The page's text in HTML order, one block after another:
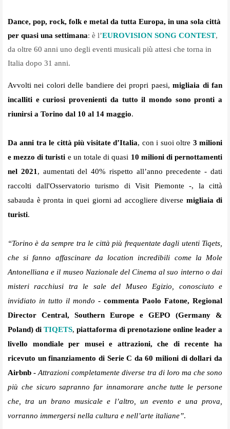
Dance, pop, rock, folk e metal da tutta Europa, in una sola città
per quasi una settimana: è l’EUROVISION SONG CONTEST,
da oltre 60 anni uno degli eventi musicali più attesi che torna in
Italia dopo 31 anni.
Avvolti nei colori delle bandiere dei propri paesi,migliaia di fan
incalliti e curiosi provenienti da tutto il mondo sono pronti a
riunirsi a Torino dal 10 al 14 maggio.
Da anni tra le città più visitate d’Italia, con i suoi oltre 3 milioni
e mezzo di turisti e un totale di quasi 10 milioni di pernottamenti
nel 2021, aumentati del 40% rispetto all’anno precedente - dati
raccolti dall'Osservatorio turismo di Visit Piemonte -, la città
sabauda è pronta in quei giorni ad accogliere diverse migliaia di
turisti.
“Torino è da sempre tra le città più frequentate dagli utenti Tiqets,
che si fanno affascinare da location incredibili come la Mole
Antonelliana e il museo Nazionale del Cinema al suo interno o dai
misteri racchiusi tra le sale del Museo Egizio, conosciuto e
invidiato in tutto il mondo - commenta Paolo Fatone, Regional
Director Central, Southern Europe e GEPO (Germany &
Poland) di TIQETS, piattaforma di prenotazione online leader a
livello mondiale per musei e attrazioni, che di recente ha
ricevuto un finanziamento di Serie C da 60 milioni di dollari da
Airbnb -Attrazioni completamente diverse tra di loro ma che sono
più che sicuro sapranno far innamorare anche tutte le persone
che, tra un brano musicale e l’altro, un evento e una prova,
vorranno immergersi nella cultura e nell’arte italiane”.